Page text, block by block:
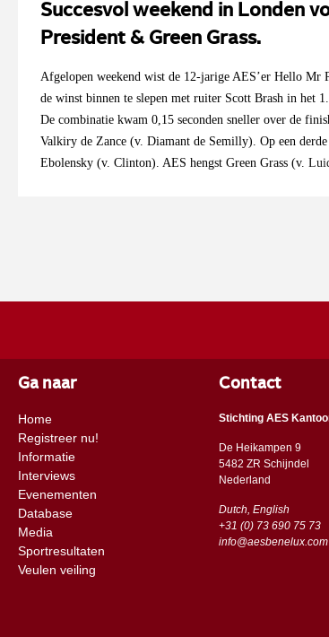
Succesvol weekend in Londen
President & Green Grass.
Afgelopen weekend wist de 12-jarige AES’er Hello Mr
de winst binnen te slepen met ruiter Scott Brash in het
De combinatie kwam 0,15 seconden sneller over de
Valkiry de Zance (v. Diamant de Semilly). Op een
Ebolensky (v. Clinton). AES hengst Green Grass (v.
eerste plek in het 1.40m. De zweed Edouard Schmitz
Balenciana K. Ook AES Merrie Applause ( Je T'aime
Ga naar
Home
Registreer nu!
Informatie
Interviews
Evenementen
Database
Media
Sportresultaten
Veulen veiling
Contact
Stichting AES
De Heikampen 9
5482 ZR Schijndel
​​Nederland
Dutch, English
+31 (0) 73 690 75 73
info@aesbenelux.com